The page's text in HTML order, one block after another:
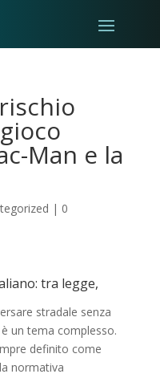
Man e la
| 0
tra legge,
stradale senza
un tema complesso.
definito come
normativa